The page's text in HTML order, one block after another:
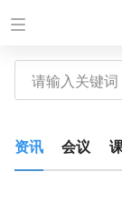
资讯 会议